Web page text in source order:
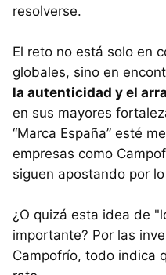
resolverse.
El reto no está solo en
globales, sino en
la autenticidad y el
en sus mayores
“Marca España” esté
empresas como
siguen apostando por
¿O quizá esta idea de
importante? Por las
Campofrío, todo indica